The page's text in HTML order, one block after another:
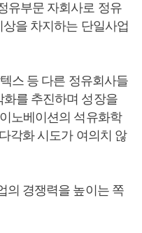
유부문 자회사로 정유
을 차지하는 단일사업
스 등 다른 정유회사들
를 추진하며 성장을
노베이션의 석유화학
각화 시도가 여의치 않
의 경쟁력을 높이는 쪽